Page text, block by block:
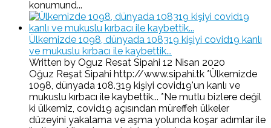
konumund...
Ülkemizde 1098, dünyada 108319 kişiyi covid19 kanlı
ve mukuslu kırbacı ile kaybettik...
Written by Oguz Resat Sipahi 12 Nisan 2020
Oğuz Reşat Sipahi http://www.sipahi.tk *Ülkemizde
1098, dünyada 108.319 kişiyi covid19'un kanlı ve
mukuslu kırbacı ile kaybettik... *Ne mutlu bizlere değil
ki ülkemiz, covid19 açısından müreffeh ülkeler
düzeyini yakalama ve aşma yolunda koşar adımlar ile